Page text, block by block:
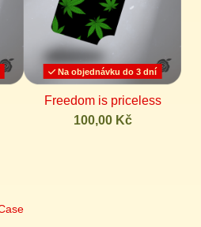
Na objednávku do 3 dní
Freedom is priceless
100,00 Kč